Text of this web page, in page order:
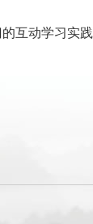
互动学习实践